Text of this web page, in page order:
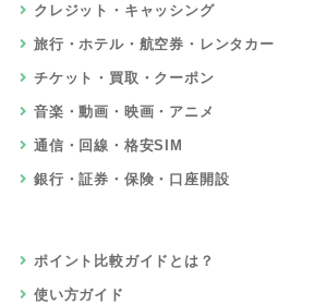
クレジット・キャッシング
旅行・ホテル・航空券・レンタカー
チケット・買取・クーポン
音楽・動画・映画・アニメ
通信・回線・格安SIM
銀行・証券・保険・口座開設
ポイント比較ガイドとは？
使い方ガイド